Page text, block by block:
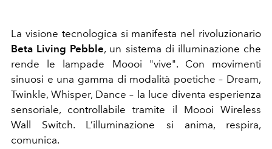
La visione tecnologica si manifesta nel rivoluzionario
Beta Living Pebble, un sistema di illuminazione che
rende le lampade Moooi "vive". Con movimenti
sinuosi e una gamma di modalità poetiche – Dream,
Twinkle, Whisper, Dance – la luce diventa esperienza
sensoriale, controllabile tramite il Moooi Wireless
Wall Switch. L’illuminazione si anima, respira,
comunica.